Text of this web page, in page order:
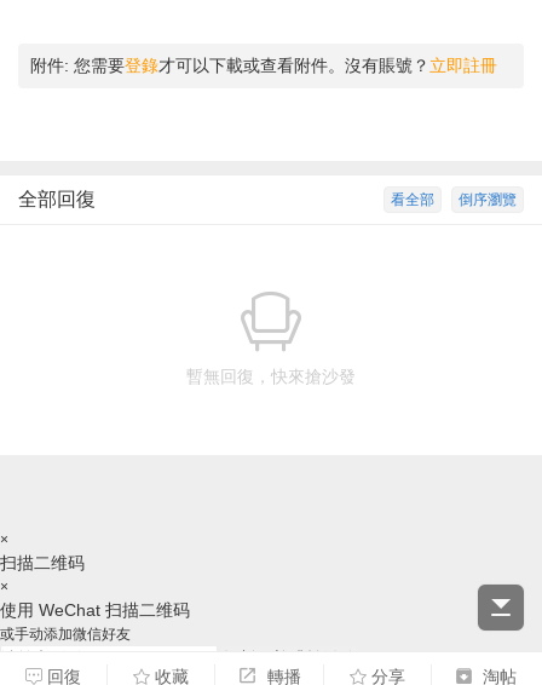
附件: 您需要登錄才可以下載或查看附件。沒有賬號？ 立即註冊
倒序瀏覽
看全部
全部回復
暫無回復，快來搶沙發
回復 收藏 轉播 分享 淘帖
×
扫描二维码
×
使用 WeChat 扫描二维码
或手动添加微信好友